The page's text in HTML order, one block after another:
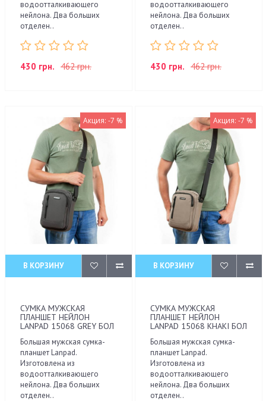
водоотталкивающего
нейлона. Два больших
отделен..
430 грн. 462 грн.
водоотталкивающего
нейлона. Два больших
отделен..
430 грн. 462 грн.
Акция: -7 %
В КОРЗИНУ
СУМКА МУЖСКАЯ
ПЛАНШЕТ НЕЙЛОН
LANPAD 15068 GREY БОЛ
Большая мужская сумка-
планшет Lanpad.
Изготовлена из
водоотталкивающего
нейлона. Два больших
отделен..
Акция: -7 %
В КОРЗИНУ
СУМКА МУЖСКАЯ
ПЛАНШЕТ НЕЙЛОН
LANPAD 15068 KHAKI БОЛ
Большая мужская сумка-
планшет Lanpad.
Изготовлена из
водоотталкивающего
нейлона. Два больших
отделен..